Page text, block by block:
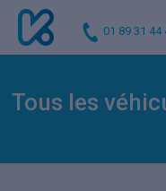
01 89 31 44
Tous les